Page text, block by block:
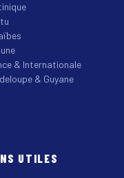
& Internationale
& Guyane
UTILES